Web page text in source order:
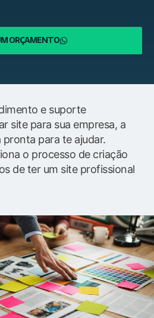
ORÇAMENTO
e suporte
site para sua empresa, a
para te ajudar.
o processo de criação
de ter um site profissional